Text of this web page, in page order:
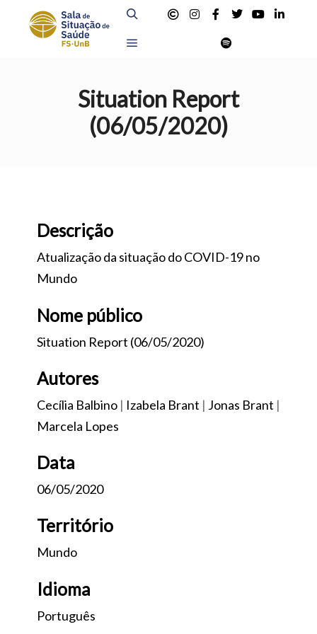
Situation Report
(06/05/2020)
Descrição
Atualização da situação do COVID-19 no
Mundo
Nome público
Situation Report (06/05/2020)
Autores
Cecília Balbino | Izabela Brant | Jonas Brant |
Marcela Lopes
Data
06/05/2020
Território
Mundo
Idioma
Português